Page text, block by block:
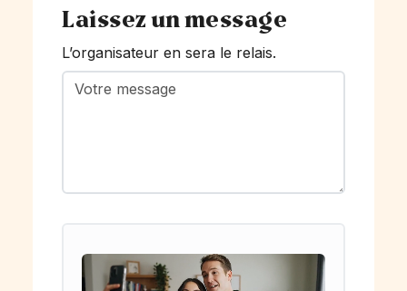
Laissez un message
L’organisateur en sera le relais.